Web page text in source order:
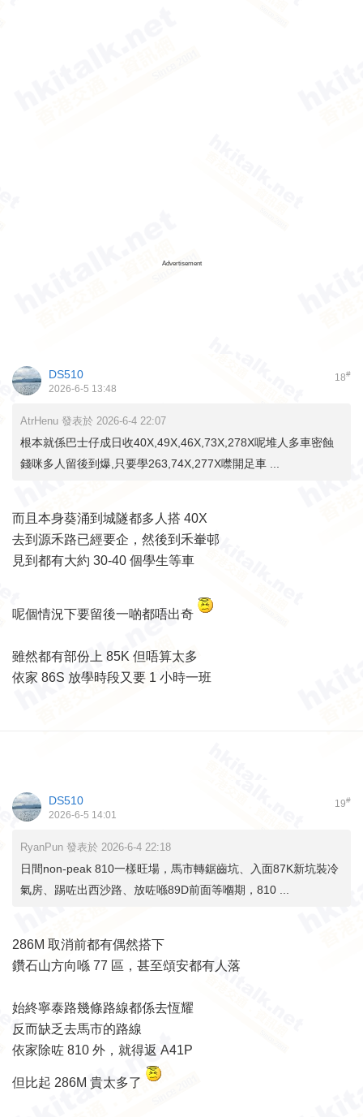
Advertisement
18#
DS510
2026-6-5 13:48
AtrHenu 發表於 2026-6-4 22:07
根本就係巴士仔成日收40X,49X,46X,73X,278X呢堆人多車密蝕
錢咪多人留後到爆,只要學263,74X,277X噤開足車 ...
而且本身葵涌到城隧都多人搭 40X
去到源禾路已經要企，然後到禾輋邨
見到都有大約 30-40 個學生等車
呢個情況下要留後一啲都唔出奇
雖然都有部份上 85K 但唔算太多
依家 86S 放學時段又要 1 小時一班
19#
DS510
2026-6-5 14:01
RyanPun 發表於 2026-6-4 22:18
日間non-peak 810一樣旺場，馬市轉鋸齒坑、入面87K新坑裝冷
氣房、踢咗出西沙路、放咗喺89D前面等嗰期，810 ...
286M 取消前都有偶然搭下
鑽石山方向喺 77 區，甚至頌安都有人落
始終寧泰路幾條路線都係去恆耀
反而缺乏去馬市的路線
依家除咗 810 外，就得返 A41P
但比起 286M 貴太多了